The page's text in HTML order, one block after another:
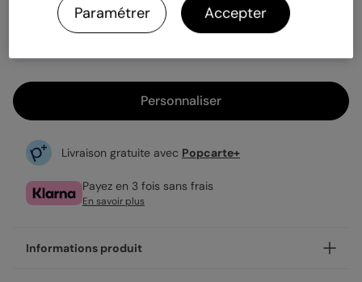
Enveloppe blanche offerte
Fabrication française
Personnaliser
Livraison gratuite avec Popcarte+
Payez en 3 fois sans frais
En savoir plus
Informations produit
Paramétrer Accepter